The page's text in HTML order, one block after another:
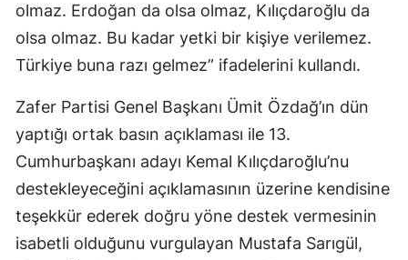
Mardin
Muğla
Muş
Nevşehir
Niğde
Rize
olmaz. Erdoğan da olsa olmaz, Kılıçdaroğlu da
olsa olmaz. Bu kadar yetki bir kişiye verilemez.
Türkiye buna razı gelmez” ifadelerini kullandı.
Zafer Partisi Genel Başkanı Ümit Özdağ’ın dün
yaptığı ortak basın açıklaması ile 13.
Cumhurbaşkanı adayı Kemal Kılıçdaroğlu’nu
destekleyeceğini açıklamasının üzerine kendisine
teşekkür ederek doğru yöne destek vermesinin
isabetli olduğunu vurgulayan Mustafa Sarıgül,